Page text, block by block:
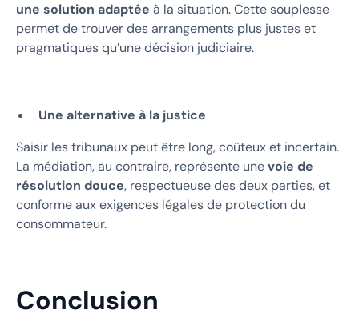
une solution adaptée à la situation. Cette souplesse
permet de trouver des arrangements plus justes et
pragmatiques qu’une décision judiciaire.
Une alternative à la justice
Saisir les tribunaux peut être long, coûteux et incertain.
La médiation, au contraire, représente unevoie de
résolution douce, respectueuse des deux parties, et
conforme aux exigences légales de protection du
consommateur.
Conclusion